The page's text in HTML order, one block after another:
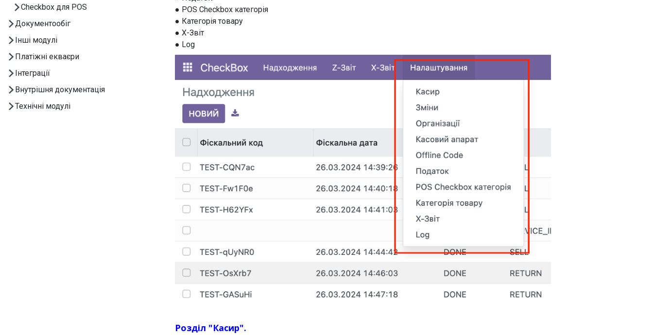
Checkbox для POS
Документообіг
Інші модулі
Платіжні екваєри
Інтеграції
Внутрішня документація
Технічні модулі
● POS Checkbox категорія
● Категорія товару
● X-Звіт
● Log
Розділ "Касир".